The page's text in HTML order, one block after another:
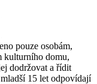
pouze osobám,
kulturního domu,
dodržovat a řídit
15 let odpovídají